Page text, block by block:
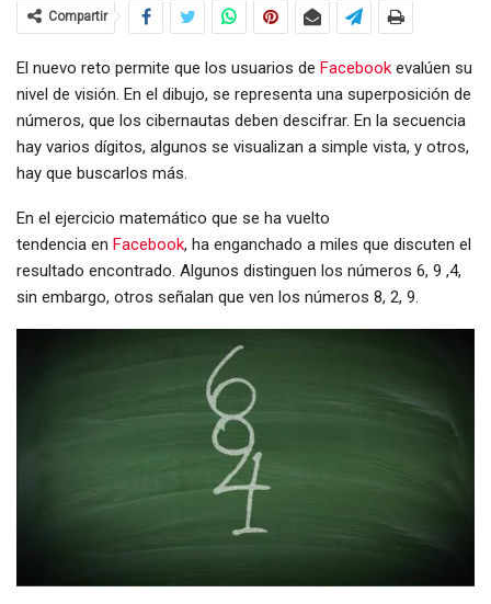
Compartir
El nuevo reto permite que los usuarios de Facebook evalúen su
nivel de visión. En el dibujo, se representa una superposición de
números, que los cibernautas deben descifrar. En la secuencia
hay varios dígitos, algunos se visualizan a simple vista, y otros,
hay que buscarlos más.
En el ejercicio matemático que se ha vuelto
tendencia en Facebook, ha enganchado a miles que discuten el
resultado encontrado. Algunos distinguen los números 6, 9 ,4,
sin embargo, otros señalan que ven los números 8, 2, 9.